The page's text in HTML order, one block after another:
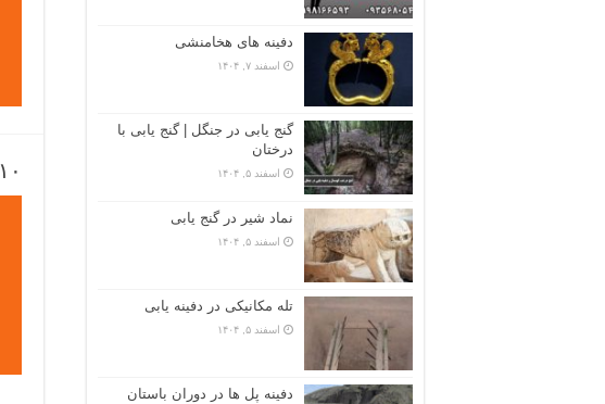
۱۰ نشانه برای ادامه حفاری
دفینه های هخامنشی
اسفند ۷, ۱۴۰۴
گنج یابی در جنگل | گنج یابی با
درختان
اسفند ۵, ۱۴۰۴
نماد شیر در گنج یابی
اسفند ۵, ۱۴۰۴
تله مکانیکی در دفینه یابی
اسفند ۵, ۱۴۰۴
دفینه پل ها در دوران باستان